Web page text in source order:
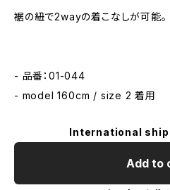
裾の紐で2wayの着こなしが可能。
- 品番：01-044
- model 160cm / size 2 着用
International
Add to